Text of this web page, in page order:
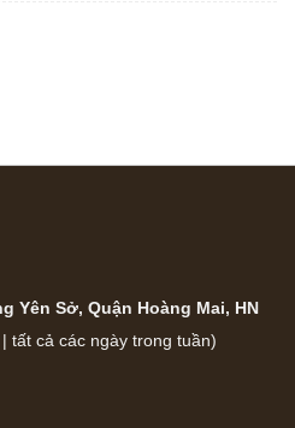
Yên Sở, Quận Hoàng Mai, HN
tất cả các ngày trong tuần)